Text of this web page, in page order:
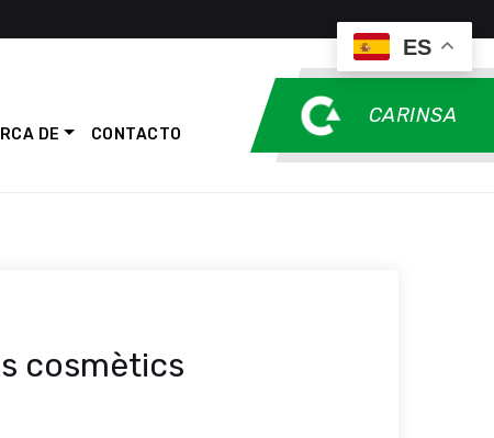
DE CONTACTO
CARINSA
cosmètics
ES